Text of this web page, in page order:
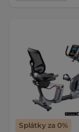
Splátky za 0%